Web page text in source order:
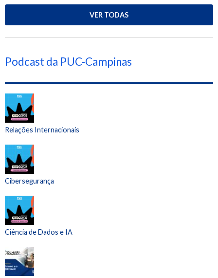
VER TODAS
Podcast da PUC-Campinas
Relações Internacionais
Cibersegurança
Ciência de Dados e IA